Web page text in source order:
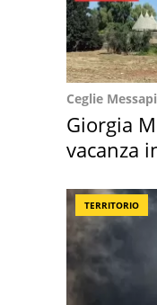
Ceglie
Giorgia
vacanza
TERRITORIO